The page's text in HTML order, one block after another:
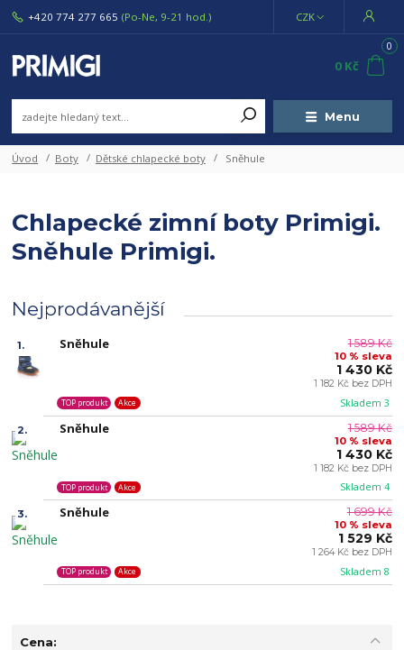
Menu
CZK
+420 774 277 665 (Po-Ne, 9-21 hod.)
0
0 Kč
Úvod Boty Dětské chlapecké boty Sněhule
Chlapecké zimní boty Primigi.
Sněhule Primigi.
Nejprodávanější
1. Sněhule
Skladem 3
TOP produkt Akce
1 589 Kč
10 % sleva
1 430 Kč
1 182 Kč bez DPH
2. Sněhule
Skladem 4
TOP produkt Akce
1 589 Kč
10 % sleva
1 430 Kč
1 182 Kč bez DPH
3. Sněhule
Skladem 8
TOP produkt Akce
1 699 Kč
10 % sleva
1 529 Kč
1 264 Kč bez DPH
Cena: